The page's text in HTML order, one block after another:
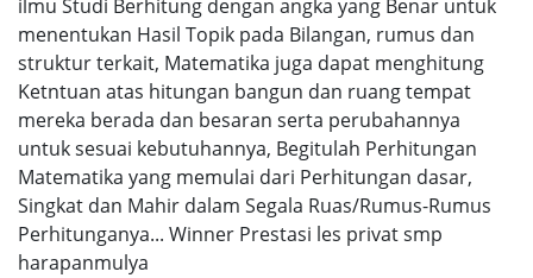
ilmu Studi Berhitung dengan angka yang Benar untuk
menentukan Hasil Topik pada Bilangan, rumus dan
struktur terkait, Matematika juga dapat menghitung
Ketntuan atas hitungan bangun dan ruang tempat
mereka berada dan besaran serta perubahannya
untuk sesuai kebutuhannya, Begitulah Perhitungan
Matematika yang memulai dari Perhitungan dasar,
Singkat dan Mahir dalam Segala Ruas/Rumus-Rumus
Perhitunganya... Winner Prestasi les privat smp
harapanmulya